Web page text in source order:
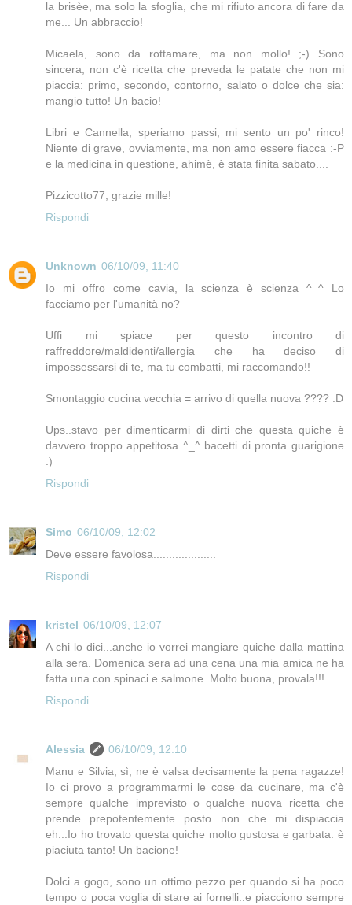
la brisèe, ma solo la sfoglia, che mi rifiuto ancora di fare da
me... Un abbraccio!
Micaela, sono da rottamare, ma non mollo! ;-) Sono
sincera, non c'è ricetta che preveda le patate che non mi
piaccia: primo, secondo, contorno, salato o dolce che sia:
mangio tutto! Un bacio!
Libri e Cannella, speriamo passi, mi sento un po' rinco!
Niente di grave, ovviamente, ma non amo essere fiacca :-P
e la medicina in questione, ahimè, è stata finita sabato....
Pizzicotto77, grazie mille!
Rispondi
Unknown 06/10/09, 11:40
Io mi offro come cavia, la scienza è scienza ^_^ Lo
facciamo per l'umanità no?
Uffi mi spiace per questo incontro di
raffreddore/maldidenti/allergia che ha deciso di
impossessarsi di te, ma tu combatti, mi raccomando!!
Smontaggio cucina vecchia = arrivo di quella nuova ???? :D
Ups..stavo per dimenticarmi di dirti che questa quiche è
davvero troppo appetitosa ^_^ bacetti di pronta guarigione
:)
Rispondi
Simo 06/10/09, 12:02
Deve essere favolosa....................
Rispondi
kristel 06/10/09, 12:07
A chi lo dici...anche io vorrei mangiare quiche dalla mattina
alla sera. Domenica sera ad una cena una mia amica ne ha
fatta una con spinaci e salmone. Molto buona, provala!!!
Rispondi
Alessia
06/10/09, 12:10
Manu e Silvia, sì, ne è valsa decisamente la pena ragazze!
Io ci provo a programmarmi le cose da cucinare, ma c'è
sempre qualche imprevisto o qualche nuova ricetta che
prende prepotentemente posto...non che mi dispiaccia
eh...Io ho trovato questa quiche molto gustosa e garbata: è
piaciuta tanto! Un bacione!
Dolci a gogo, sono un ottimo pezzo per quando si ha poco
tempo o poca voglia di stare ai fornelli..e piacciono sempre